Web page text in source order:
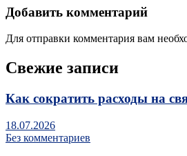
Добавить комментарий
Для отправки комментария вам
Свежие записи
Как сократить расходы на
18.07.2026
Без комментариев